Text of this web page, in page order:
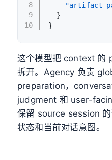
8
9
10
}
}
这个模型把 context 的
拆开。Agency 负责
preparation，
judgment 和 user-
保留 source session
状态和当前对话意图。